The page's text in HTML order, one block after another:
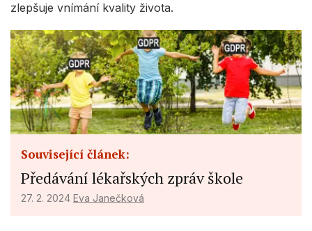
zlepšuje vnímání kvality života.
Související článek:
Předávání lékařských zpráv škole
27. 2. 2024 Eva Janečková